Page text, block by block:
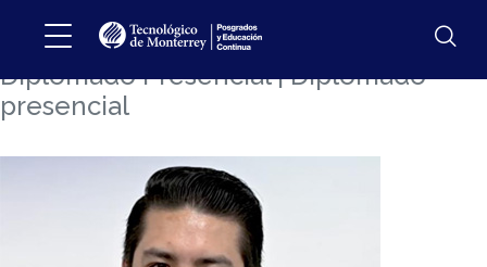
Emiliano Soto
Diplomado Presencial | Diplomado
presencial